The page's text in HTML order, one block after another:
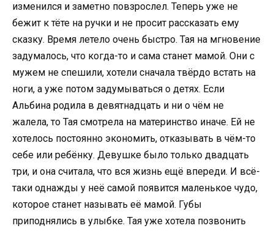
изменился и заметно повзрослел. Теперь уже не
бежит к тёте на ручки и не просит рассказать ему
сказку. Время летело очень быстро. Тая на мгновение
задумалось, что когда-то и сама станет мамой. Они с
мужем не спешили, хотели сначала твёрдо встать на
ноги, а уже потом задумываться о детях. Если
Альбина родила в девятнадцать и ни о чём не
жалела, то Тая смотрела на материнство иначе. Ей не
хотелось постоянно экономить, отказывать в чём-то
себе или ребёнку. Девушке было только двадцать
три, и она считала, что вся жизнь ещё впереди. И всё-
таки однажды у неё самой появится маленькое чудо,
которое станет называть её мамой. Губы
приподнялись в улыбке. Тая уже хотела позвонить